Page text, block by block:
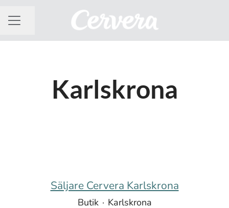
KARRIÄRMENY
Dela sidan
Karlskrona
Säljare Cervera Karlskrona
Butik · Karlskrona